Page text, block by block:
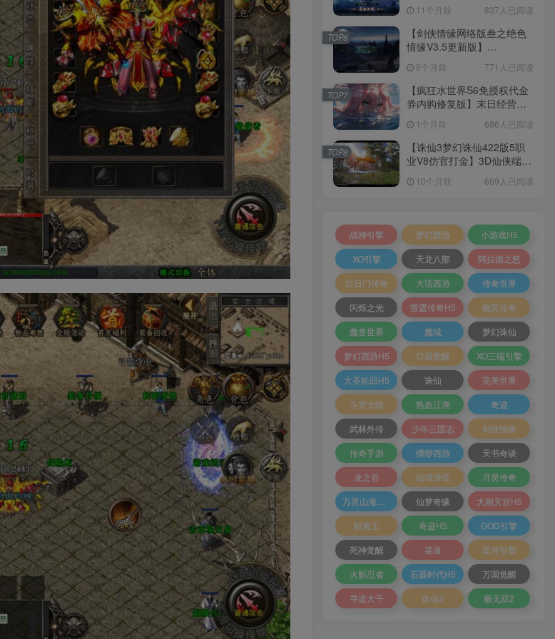
+加解密工具+GM授权后台
+安卓+架设教程
11个月前 837人已阅读
【剑侠情缘网络版叁之绝色
情缘V3.5更新版】
端+GM指令+PC客户端+架设
教程
9个月前 771人已阅读
TOP6
【疯狂水世界S6免授权代金
券内购修复版】末日经营生
工具+管理后台+CDK授权后
台+安卓+架设教程
1个月前 686人已阅读
TOP7
【诛仙3梦幻诛仙422版5职
业V8仿官打金】3D仙侠端游
工具+PC客户端+架设教程
10个月前 669人已阅读
TOP8
战神引擎 梦幻西游
小游戏H5
XO引擎
天龙八部
阿拉德之怒
白日门传奇
大话西游
传奇世界
闪烁之光
雷霆传奇H5
幽冥传奇
魔兽世界
魔域
梦幻诛仙
梦幻西游H5
口袋觉醒
XO三端引擎
大圣轮回H5
诛仙
完美世界
斗罗大陆
热血江湖
奇迹
武林外传
少年三国志
剑侠情缘
传奇手游
缥缈西游
天书奇谈
龙之谷
仙境传说
月灵传奇
仙梦奇缘
大闹天宫H5
航海王
奇迹H5
GOD引擎
死神觉醒
某道
星河引擎
火影忍者
石器时代H5
万国觉醒
寻道大千
诛仙3 极无双2